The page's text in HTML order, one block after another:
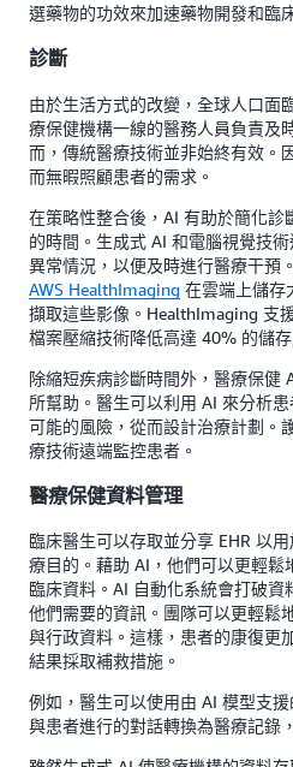
選藥物的功效來加速藥物開發和臨
診斷
由於生活方式的改變，全球人口面
療保健機構一線的醫務人員負責及
而，傳統醫療技術並非始終有效。
而無暇照顧患者的需求。
在策略性整合後，AI 有助於簡化
的時間。生成式 AI 和電腦視覺技
異常情況，以便及時進行醫療干預
AWS HealthImaging 在雲端上儲存
擷取這些影像。HealthImaging 支
檔案壓縮技術降低高達 40% 的儲存
除縮短疾病診斷時間外，醫療保健
所幫助。醫生可以利用 AI 來分析
可能的風險，從而設計治療計劃。
療技術遠端監控患者。
醫療保健資料管理
臨床醫生可以存取並分享 EHR 以
療目的。藉助 AI，他們可以更輕鬆
臨床資料。AI 自動化系統會打破資
他們需要的資訊。團隊可以更輕鬆
與行政資料。這樣，患者的康復更
結果採取補救措施。
例如，醫生可以使用由 AI 模型支援
與患者進行的對話轉換為醫療記錄